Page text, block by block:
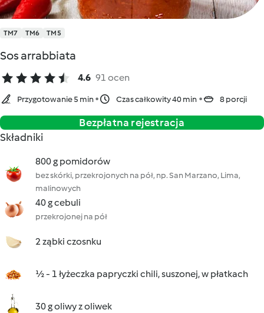
TM7 TM6 TM5
Sos arrabbiata
4.6 91 ocen
Przygotowanie 5 min Czas całkowity 40 min 8 porcji
Bezpłatna rejestracja
Składniki
800 g pomidorów
bez skórki, przekrojonych na pół, np. San Marzano, Lima,
malinowych
40 g cebuli
przekrojonej na pół
2 ząbki czosnku
½ - 1 łyżeczka papryczki chili, suszonej, w płatkach
30 g oliwy z oliwek